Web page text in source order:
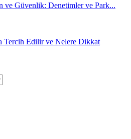
ve Güvenlik: Denetimler ve Park...
Tercih Edilir ve Nelere Dikkat